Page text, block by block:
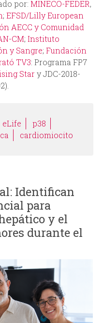
por: MINECO-FEDER,
; EFSD/Lilly European
AECC y Comunidad
CM; Instituto
y Sangre; Fundación
TV3: Programa FP7
Stary JDC-2018-
eLife
p38
cardiomiocito
Identifican
para
y el
durante el